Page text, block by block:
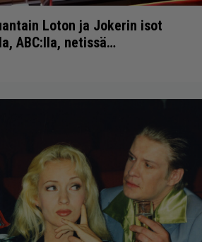
Loton ja Jokerin isot
ABC:lla, netissä…